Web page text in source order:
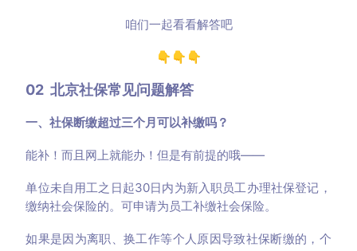
咱们一起看看解答吧
👇👇👇
02 北京社保常见问题解答
一、社保断缴超过三个月可以补缴吗？
能补！而且网上就能办！但是有前提的哦——
单位未自用工之日起30日内为新入职员工办理社保登记，
缴纳社会保险的。可申请为员工补缴社会保险。
如果是因为离职、换工作等个人原因导致社保断缴的，个